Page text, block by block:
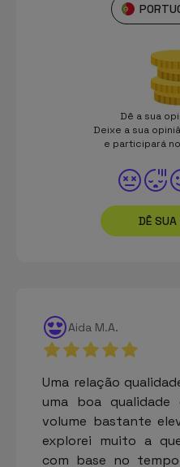
Dê a sua
Deixe a sua
e participará
DÊ SUA
Aida M.A.
Uma relação
uma boa
volume bastante
explorei muito a
com base no